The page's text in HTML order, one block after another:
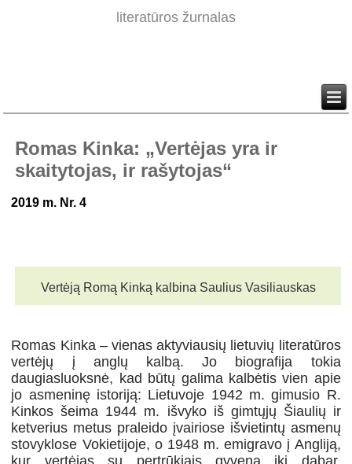
literatūros žurnalas
Romas Kinka: „Vertėjas yra ir
skaitytojas, ir rašytojas“
2019 m. Nr. 4
Vertėją Romą Kinką kalbina Saulius Vasiliauskas
Romas Kinka – vienas aktyviausių lietuvių literatūros
vertėjų į anglų kalbą. Jo biografija tokia
daugiasluoksnė, kad būtų galima kalbėtis vien apie
jo asmeninę istoriją: Lietuvoje 1942 m. gimusio R.
Kinkos šeima 1944 m. išvyko iš gimtųjų Šiaulių ir
ketverius metus praleido įvairiose išvietintų asmenų
stovyklose Vokietijoje, o 1948 m. emigravo į Angliją,